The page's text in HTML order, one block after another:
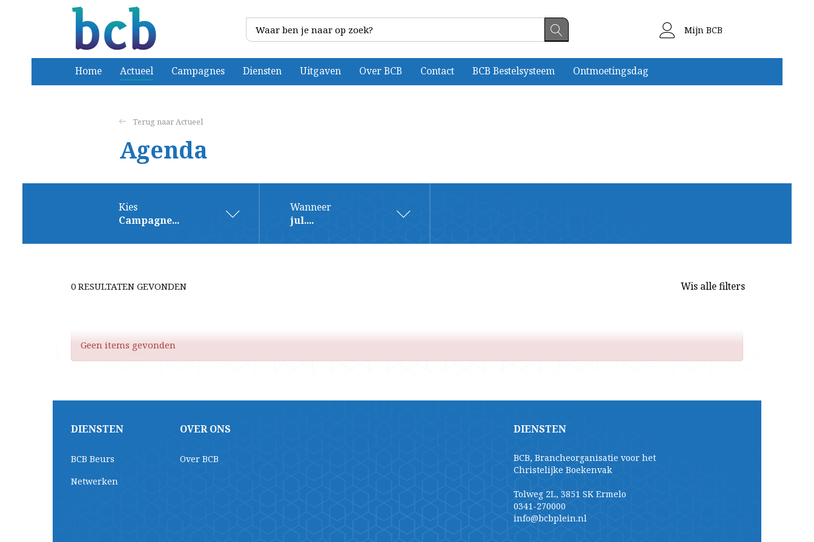
Mijn BCB
Home Actueel Campagnes Diensten Uitgaven Over BCB Contact BCB Bestelsysteem Ontmoetingsdag
Actueel
Agenda
Kies
Campagne...
Wanneer
jul....
0 RESULTATEN GEVONDEN Wis alle filters
Geen items gevonden
DIENSTEN
BCB Beurs
Netwerken
OVER ONS
Over BCB
DIENSTEN
BCB, Brancheorganisatie voor het
Christelijke Boekenvak
Tolweg 2L, 3851 SK Ermelo
0341-270000
info@bcbplein.nl